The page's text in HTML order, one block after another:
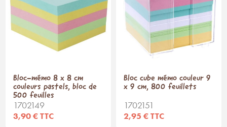
Bloc-mémo 8 x 8 cm
couleurs pastels, bloc de
500 feuilles
1702149
3,90 € TTC
Bloc cube mémo couleur 9
x 9 cm, 800 feuillets
1702151
2,95 € TTC